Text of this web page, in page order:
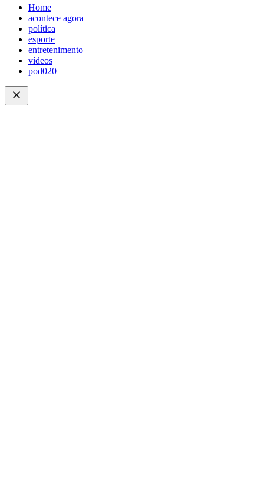
Home
acontece agora
política
esporte
entretenimento
vídeos
pod020